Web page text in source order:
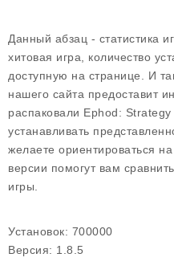
Данный абзац - статистика
хитовая игра, количество
доступную на странице. И
нашего сайта предоставит
распаковали Ephod:
устанавливать
желаете ориентироваться
версии помогут вам
игры.
Установок: 700000
Версия: 1.8.5